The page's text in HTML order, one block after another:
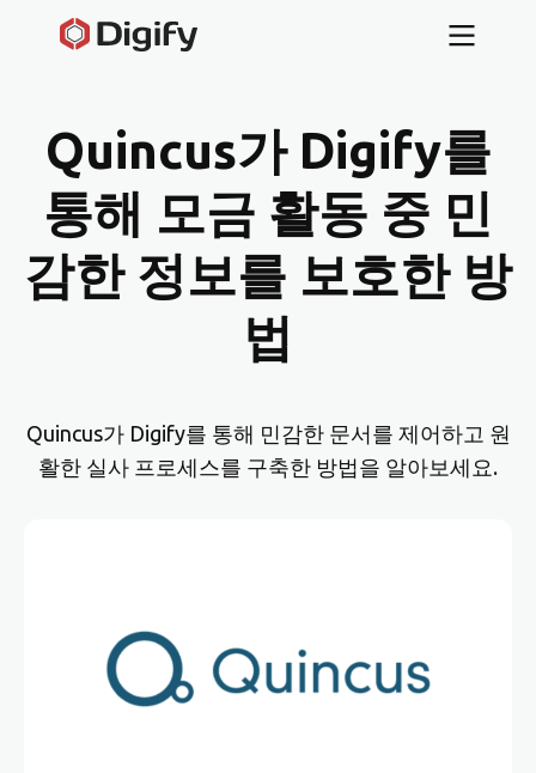
Quincus가 Digify를
통해 모금 활동 중 민
감한 정보를 보호한 방
법
Quincus가 Digify를 통해 민감한 문서를 제어하고 원
활한 실사 프로세스를 구축한 방법을 알아보세요.